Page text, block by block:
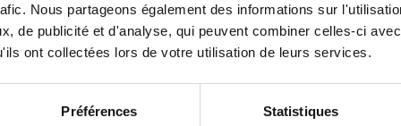
Nous partageons également des informations sur
de publicité et d'analyse, qui peuvent combiner celles-ci
ont collectées lors de votre utilisation de leurs services.
Préférences Statistiques
un ensemble de préconisations de travaux ciblées et
vos objectifs.